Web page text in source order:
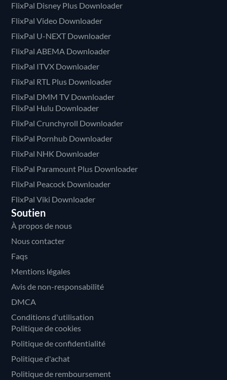
FlixPal Disney Plus Downloader
FlixPal Video Downloader
FlixPal U-NEXT Downloader
FlixPal ABEMA Downloader
FlixPal ITVX Downloader
FlixPal RTL Plus Downloader
FlixPal DMM TV Downloader
FlixPal Hulu Downloader
FlixPal Crunchyroll Downloader
FlixPal Pornhub Downloader
FlixPal NHK Downloader
FlixPal Paramount Plus Downloader
FlixPal Peacock Downloader
FlixPal Viki Downloader
Soutien
À propos de nous
Nous contacter
Faqs
Mentions légales
Avis de non-responsabilité
DMCA
Conditions d'utilisation
Politique de cookies
Politique de confidentialité
Politique d'achat
Politique de remboursement